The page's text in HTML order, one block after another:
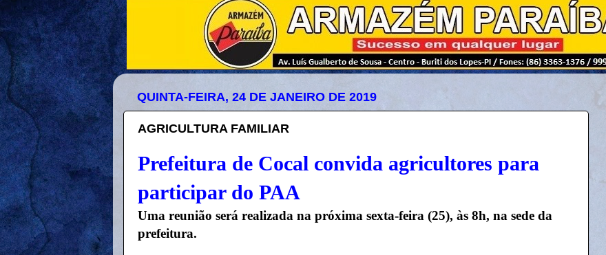
QUINTA-FEIRA, 24 DE JANEIRO DE 2019
AGRICULTURA FAMILIAR
Prefeitura de Cocal convida agricultores para
participar do PAA
Uma reunião será realizada na próxima sexta-feira (25), às 8h, na sede da
prefeitura.